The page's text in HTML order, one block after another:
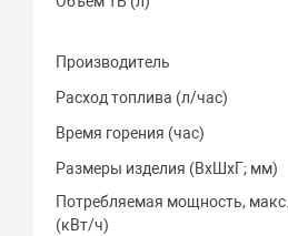
Производитель
Расход топлива (л/час)
Время горения (час)
Размеры изделия (ВхШхГ; мм)
Потребляемая мощность, макс.
(кВт/ч)